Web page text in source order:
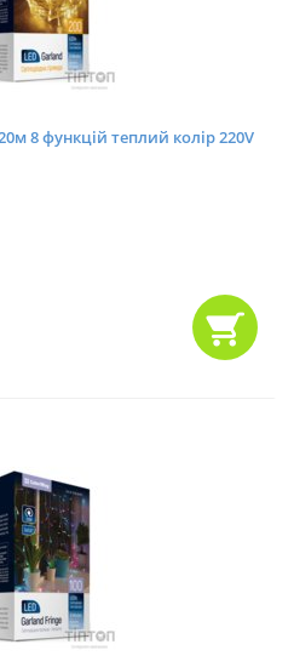
8 функцій теплий колір 220V